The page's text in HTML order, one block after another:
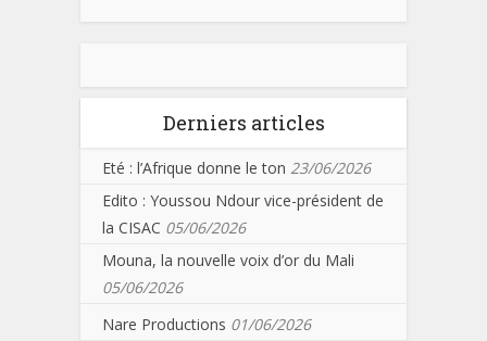
Derniers articles
Eté : l’Afrique donne le ton 23/06/2026
Edito : Youssou Ndour vice-président de
la CISAC 05/06/2026
Mouna, la nouvelle voix d’or du Mali
05/06/2026
Nare Productions 01/06/2026